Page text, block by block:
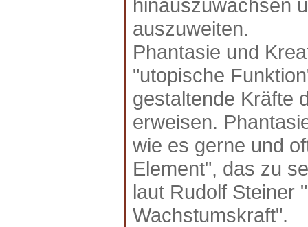
hinauszuwachsen
auszuweiten.
Phantasie und
"utopische
gestaltende Kräfte
erweisen.
wie es gerne und
Element", das zu
laut Rudolf Steiner
Wachstumskraft".